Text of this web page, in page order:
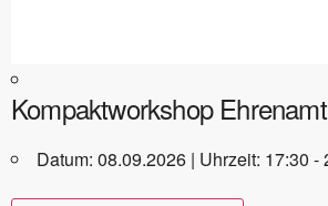
Kompaktworkshop Ehrenamt
Datum: 08.09.2026 | Uhrzeit: 17:30 -